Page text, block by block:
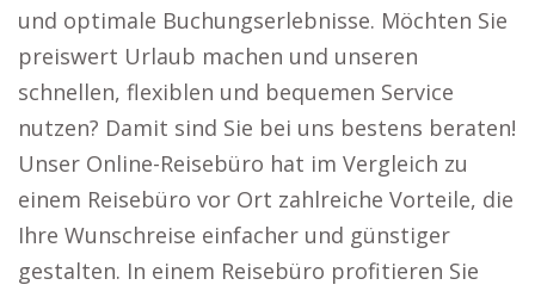
und optimale Buchungserlebnisse. Möchten Sie
preiswert Urlaub machen und unseren
schnellen, flexiblen und bequemen Service
nutzen? Damit sind Sie bei uns bestens beraten!
Unser Online-Reisebüro hat im Vergleich zu
einem Reisebüro vor Ort zahlreiche Vorteile, die
Ihre Wunschreise einfacher und günstiger
gestalten. In einem Reisebüro profitieren Sie